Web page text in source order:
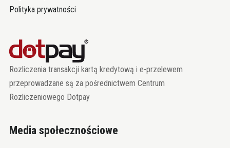
Polityka prywatności
Rozliczenia transakcji kartą kredytową i e-przelewem
przeprowadzane są za pośrednictwem Centrum
Rozliczeniowego Dotpay
Media społecznościowe